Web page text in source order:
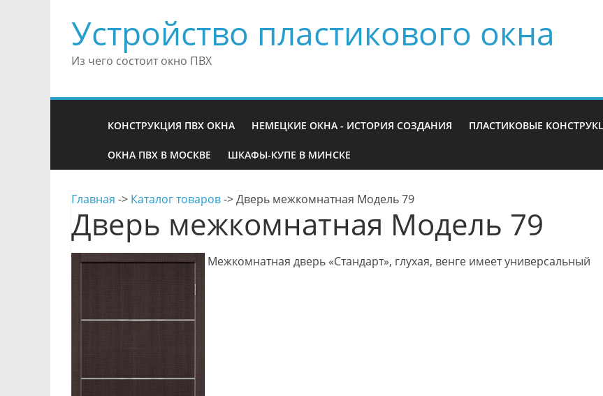
Устройство пластикового окна
Из чего состоит окно ПВХ
КОНСТРУКЦИЯ ПВХ ОКНА НЕМЕЦКИЕ ОКНА - ИСТОРИЯ СОЗДАНИЯ ПЛАСТИКОВЫЕ
ОКНА ПВХ В МОСКВЕ ШКАФЫ-КУПЕ В МИНСКЕ
Главная -> Каталог товаров->Дверь межкомнатная Модель 79
Дверь межкомнатная Модель 79
Межкомнатная дверь «Стандарт», глухая, венге имеет универсальный